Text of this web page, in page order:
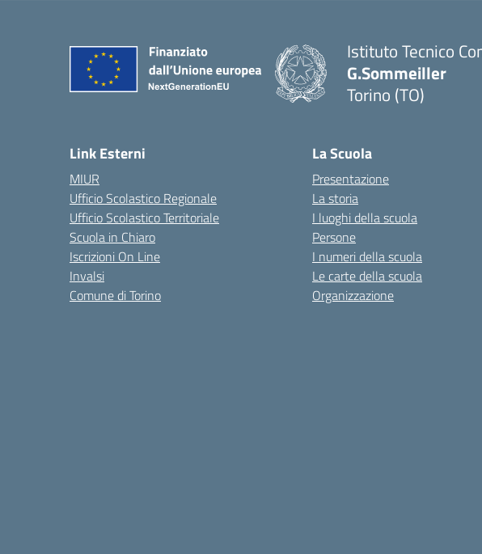
Istituto Tecnico
G.Sommeiller
Torino (TO)
Link Esterni
MIUR
Ufficio Scolastico Regionale
Ufficio Scolastico Territoriale
Scuola in Chiaro
Iscrizioni On Line
Invalsi
Comune di Torino
La Scuola
Presentazione
La storia
I luoghi della scuola
Persone
I numeri della scuola
Le carte della scuola
Organizzazione